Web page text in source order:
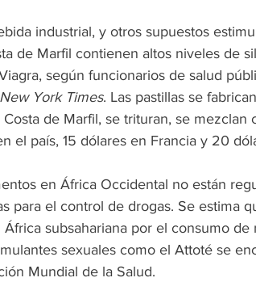
industrial, y otros supuestos
de Marfil contienen altos niveles de
según funcionarios de salud
York Times. Las pastillas se
de Marfil, se trituran, se mezclan
el país, 15 dólares en Francia y 20
en África Occidental no están
para el control de drogas. Se estima
subsahariana por el consumo de
sexuales como el Attoté se
Mundial de la Salud.